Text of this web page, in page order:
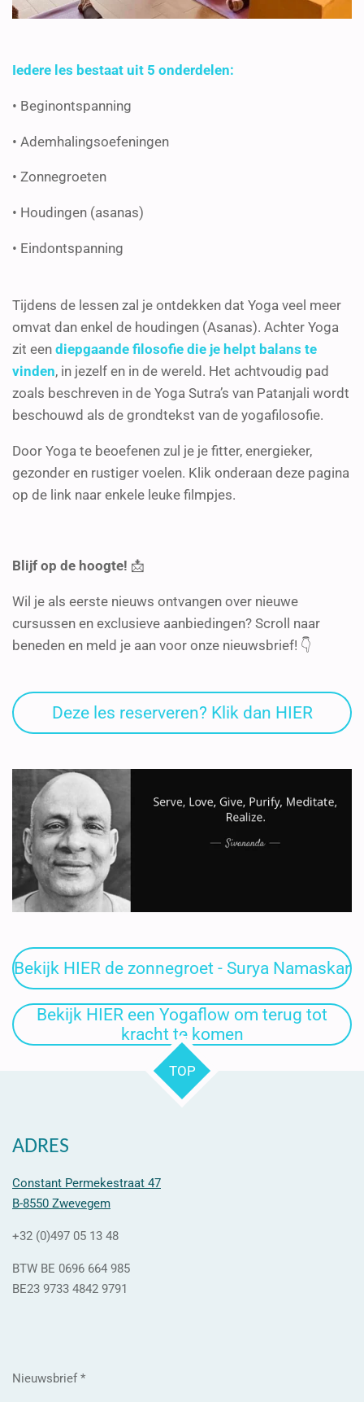
Iedere les bestaat uit 5 onderdelen:
• Beginontspanning
• Ademhalingsoefeningen
• Zonnegroeten
• Houdingen (asanas)
• Eindontspanning
Tijdens de lessen zal je ontdekken dat Yoga veel meer
omvat dan enkel de houdingen (Asanas). Achter Yoga
zit een diepgaande filosofie die je helpt balans te
vinden, in jezelf en in de wereld. Het achtvoudig pad
zoals beschreven in de Yoga Sutra’s van Patanjali wordt
beschouwd als de grondtekst van de yogafilosofie.
Door Yoga te beoefenen zul je je fitter, energieker,
gezonder en rustiger voelen. Klik onderaan deze pagina
op de link naar enkele leuke filmpjes.
Blijf op de hoogte! 📩
Wil je als eerste nieuws ontvangen over nieuwe
cursussen en exclusieve aanbiedingen? Scroll naar
beneden en meld je aan voor onze nieuwsbrief! 👇
Deze les reserveren? Klik dan HIER
Bekijk HIER de zonnegroet - Surya Namaskar
Bekijk HIER een Yogaflow om terug tot
kracht te komen
TOP
ADRES
Constant Permekestraat 47
B-8550 Zwevegem
+32 (0)497 05 13 48
BTW BE 0696 664 985
BE23 9733 4842 9791
Nieuwsbrief *